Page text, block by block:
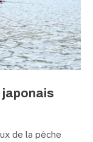
japonais
de la pêche